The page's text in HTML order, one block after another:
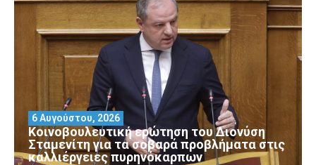
Κοινοβουλευτική ερώτηση του Διονύση
Σταμενίτη για τα σοβαρά προβλήματα στις
καλλιέργειες πυρηνόκαρπων
6 Αυγούστου, 2026